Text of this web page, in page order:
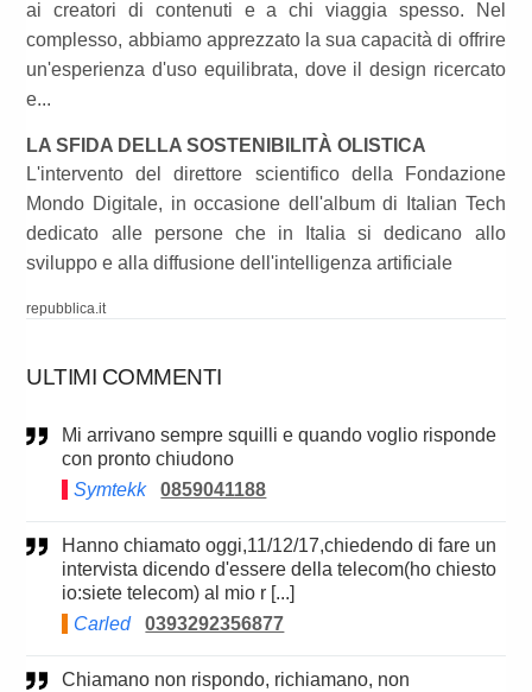
ai creatori di contenuti e a chi viaggia spesso. Nel
complesso, abbiamo apprezzato la sua capacità di offrire
un'esperienza d'uso equilibrata, dove il design ricercato
e...
LA SFIDA DELLA SOSTENIBILITÀ OLISTICA
L'intervento del direttore scientifico della Fondazione
Mondo Digitale, in occasione dell'album di Italian Tech
dedicato alle persone che in Italia si dedicano allo
sviluppo e alla diffusione dell'intelligenza artificiale
repubblica.it
ULTIMI COMMENTI
Mi arrivano sempre squilli e quando voglio risponde
con pronto chiudono
Symtekk
0859041188
Hanno chiamato oggi,11/12/17,chiedendo di fare un
intervista dicendo d'essere della telecom(ho chiesto
io:siete telecom) al mio r [...]
Carled
0393292356877
Chiamano non rispondo, richiamano, non